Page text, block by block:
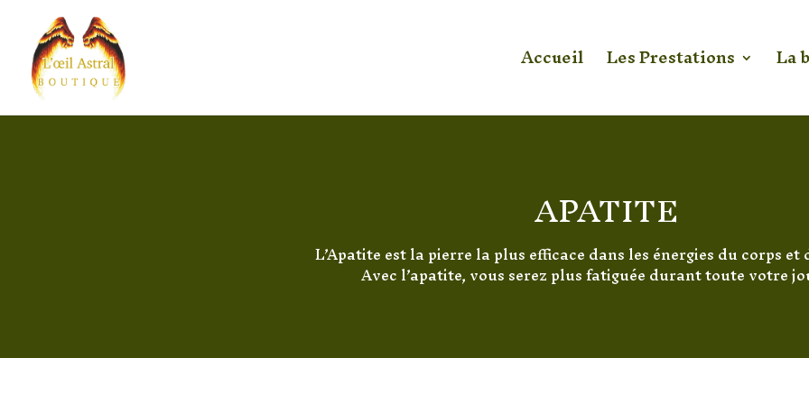
Accueil Les Prestations La
APATITE
L’Apatite est la pierre la plus efficace dans les énergies du corps
Avec l’apatite, vous serez plus fatiguée durant toute votre